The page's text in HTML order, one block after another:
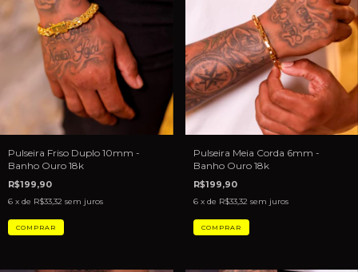
Pulseira Friso Duplo 10mm -
Banho Ouro 18k
R$199,90
6 x de R$33,32 sem juros
Pulseira Meia Corda 6mm -
Banho Ouro 18k
R$199,90
6 x de R$33,32 sem juros